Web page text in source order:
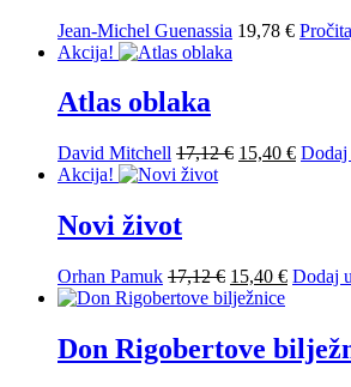
Jean-Michel Guenassia 19,78 €
Akcija!
Atlas oblaka
David Mitchell 17,12€ Izvorna
15,40 € Dodaj
Akcija!
Novi život
Orhan Pamuk 17,12€ Izvorna
cijena
17,12 €.
15,40 €Trenutna
15,40 €.
Dodaj
Don Rigobertove